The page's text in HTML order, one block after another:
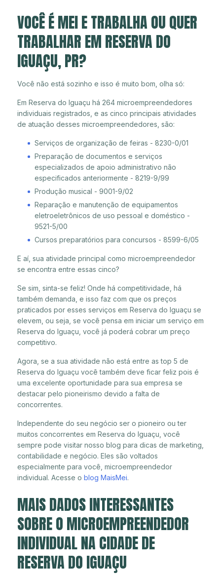
VOCÊ É MEI E TRABALHA OU QUER
TRABALHAR EM RESERVA DO
IGUAÇU, PR?
Você não está sozinho e isso é muito bom, olha só:
Em Reserva do Iguaçu há 264 microempreendedores
individuais registrados, e as cinco principais atividades
de atuação desses microempreendedores, são:
Serviços de organização de feiras - 8230-0/01
Preparação de documentos e serviços
especializados de apoio administrativo não
especificados anteriormente - 8219-9/99
Produção musical - 9001-9/02
Reparação e manutenção de equipamentos
eletroeletrônicos de uso pessoal e doméstico -
9521-5/00
Cursos preparatórios para concursos - 8599-6/05
E aí, sua atividade principal como microempreendedor
se encontra entre essas cinco?
Se sim, sinta-se feliz! Onde há competitividade, há
também demanda, e isso faz com que os preços
praticados por esses serviços em Reserva do Iguaçu se
elevem, ou seja, se você pensa em iniciar um serviço em
Reserva do Iguaçu, você já poderá cobrar um preço
competitivo.
Agora, se a sua atividade não está entre as top 5 de
Reserva do Iguaçu você também deve ficar feliz pois é
uma excelente oportunidade para sua empresa se
destacar pelo pioneirismo devido a falta de
concorrentes.
Independente do seu negócio ser o pioneiro ou ter
muitos concorrentes em Reserva do Iguaçu, você
sempre pode visitar nosso blog para dicas de marketing,
contabilidade e negócio. Eles são voltados
especialmente para você, microempreendedor
individual. Acesse o blog MaisMei.
MAIS DADOS INTERESSANTES
SOBRE O MICROEMPREENDEDOR
INDIVIDUAL NA CIDADE DE
RESERVA DO IGUAÇU